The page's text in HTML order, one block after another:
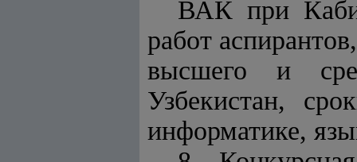
ВАК при
работ
высшего и
Узбекистан,
информатике,